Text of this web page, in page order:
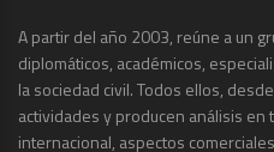
A partir del año 2003, reúne a un
diplomáticos, académicos,
la sociedad civil. Todos ellos,
actividades y producen análisis
internacional, aspectos